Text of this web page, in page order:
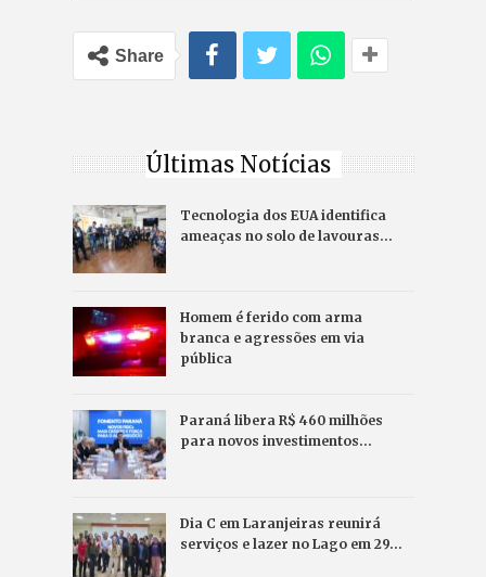
Share
Últimas Notícias
Tecnologia dos EUA identifica
ameaças no solo de lavouras…
Homem é ferido com arma
branca e agressões em via
pública
Paraná libera R$ 460 milhões
para novos investimentos…
Dia C em Laranjeiras reunirá
serviços e lazer no Lago em 29…